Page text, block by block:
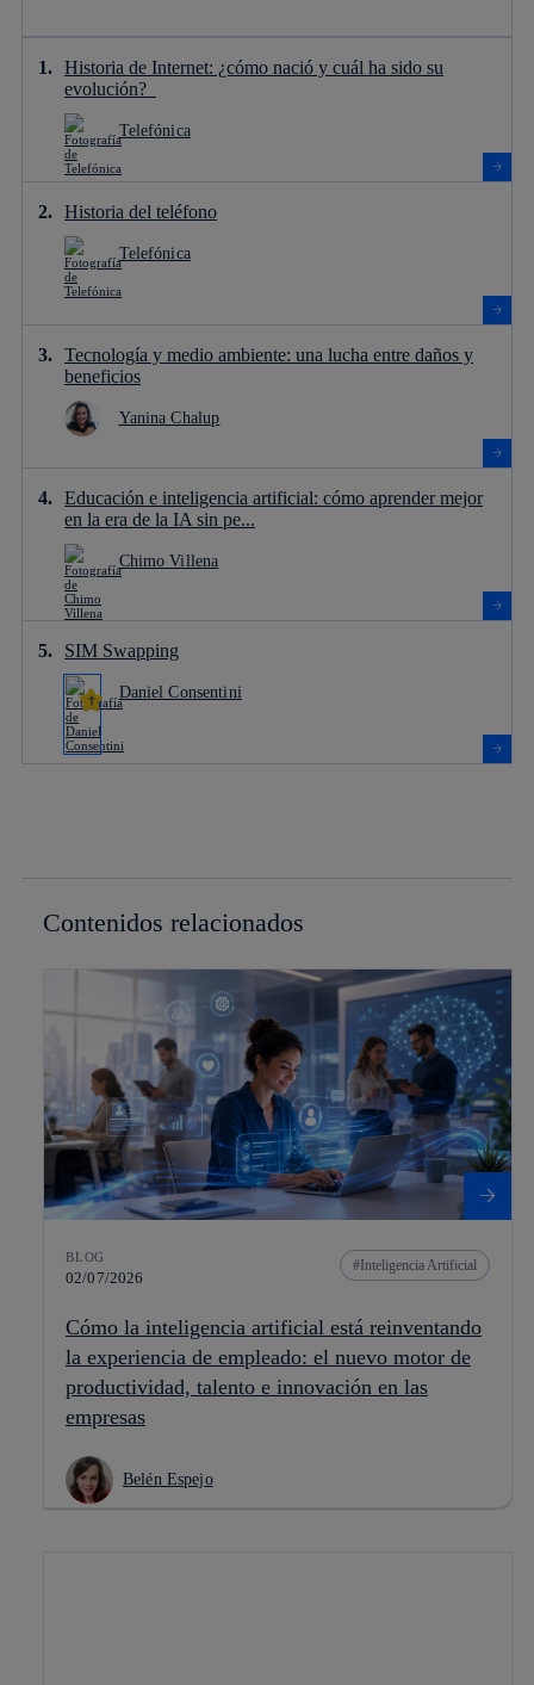
Historia de Internet: ¿cómo nació y cuál ha sido su
evolución?
Telefónica
Historia del teléfono
Telefónica
Tecnología y medio ambiente: una lucha entre daños y
beneficios
Yanina Chalup
Educación e inteligencia artificial: cómo aprender mejor
en la era de la IA sin pe...
Chimo Villena
SIM Swapping
Daniel Consentini
Contenidos relacionados
BLOG
02/07/2026
Inteligencia Artificial
Cómo la inteligencia artificial está reinventando
la experiencia de empleado: el nuevo motor de
productividad, talento e innovación en las
empresas
Belén Espejo